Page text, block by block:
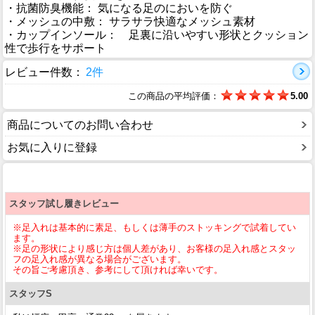
・抗菌防臭機能： 気になる足のにおいを防ぐ
・メッシュの中敷： サラサラ快適なメッシュ素材
・カップインソール： 足裏に沿いやすい形状とクッション
性で歩行をサポート
レビュー件数：
2件
この商品の平均評価： 5.00
商品についてのお問い合わせ
お気に入りに登録
スタッフ試し履きレビュー
※足入れは基本的に素足、もしくは薄手のストッキングで試着してい
ます。
※足の形状により感じ方は個人差があり、お客様の足入れ感とスタッ
フの足入れ感が異なる場合がございます。
その旨ご考慮頂き、参考にして頂ければ幸いです。
スタッフS